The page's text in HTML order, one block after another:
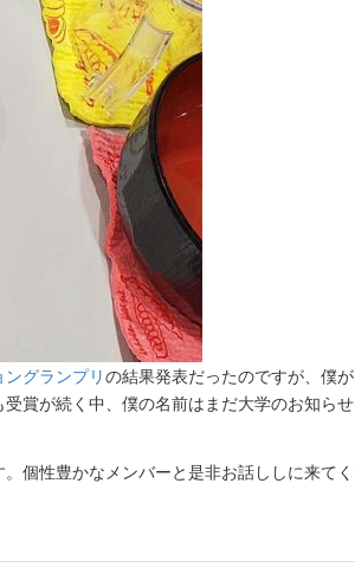
ングランプリの結果発表だったのですが、僕
賞が続く中、僕の名前はまだ大学のお知ら
個性豊かなメンバーと是非お話ししに来てく